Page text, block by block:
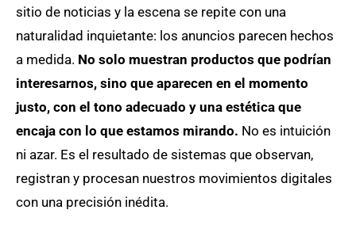
sitio de noticias y la escena se repite con una
naturalidad inquietante: los anuncios parecen hechos
a medida. No solo muestran productos que podrían
interesarnos, sino que aparecen en el momento
justo, con el tono adecuado y una estética que
encaja con lo que estamos mirando. No es intuición
ni azar. Es el resultado de sistemas que observan,
registran y procesan nuestros movimientos digitales
con una precisión inédita.